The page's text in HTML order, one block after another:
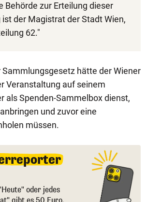
Behörde zur Erteilung dieser
ist der Magistrat der Stadt Wien,
62."
Sammlungsgesetz hätte der Wiener
Veranstaltung auf seinem
als Spenden-Sammelbox dienst,
und zuvor eine
müssen.
oder jedes